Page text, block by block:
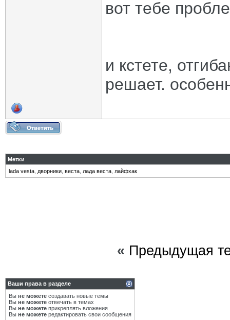
вот тебе
и кстете,
решает.
Метки
lada vesta дворники веста лада веста лайфхак
« Предыдущая
Ваши права в разделе
Вы не можете создавать новые темы
Вы не можете отвечать в темах
Вы не можете прикреплять вложения
Вы не можете редактировать свои сообщения